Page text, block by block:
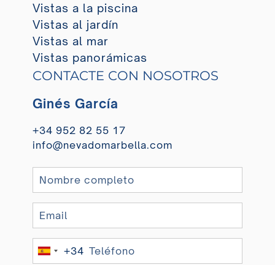
Vistas a la piscina
Vistas al jardín
Vistas al mar
Vistas panorámicas
CONTACTE CON NOSOTROS
Ginés García
+34 952 82 55 17
info@nevadomarbella.com
Spain+34